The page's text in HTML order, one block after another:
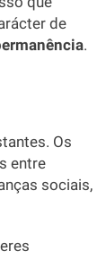
de
.
Os
entre
sociais,